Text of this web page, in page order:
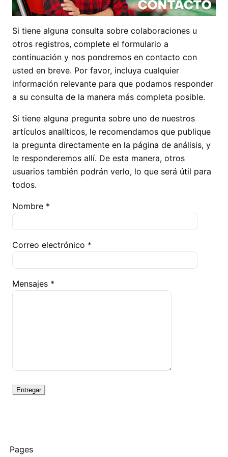
Si tiene alguna consulta sobre colaboraciones u
otros registros, complete el formulario a
continuación y nos pondremos en contacto con
usted en breve. Por favor, incluya cualquier
información relevante para que podamos responder
a su consulta de la manera más completa posible.
Si tiene alguna pregunta sobre uno de nuestros
artículos analíticos, le recomendamos que publique
la pregunta directamente en la página de análisis, y
le responderemos allí. De esta manera, otros
usuarios también podrán verlo, lo que será útil para
todos.
Nombre *
Correo electrónico *
Mensajes *
Pages